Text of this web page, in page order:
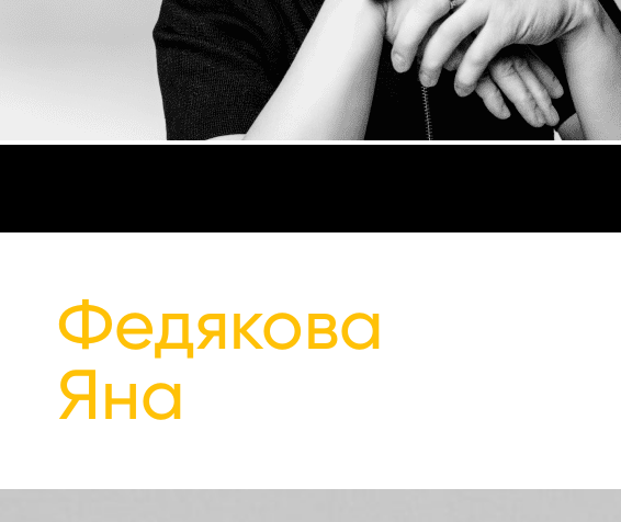
Федякова
Яна